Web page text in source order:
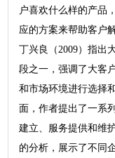
户喜欢什么样的产品
应的方案来帮助客户
丁兴良（2009）指出
段之一，强调了大客
和市场环境进行选择
面，作者提出了一系
建立、服务提供和维
的分析，展示了不同